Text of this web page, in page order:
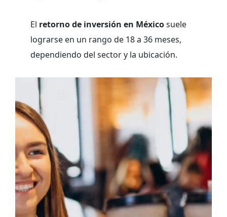
El retorno de inversión en Méxicosuele
lograrse en un rango de 18 a 36 meses,
dependiendo del sector y la ubicación.